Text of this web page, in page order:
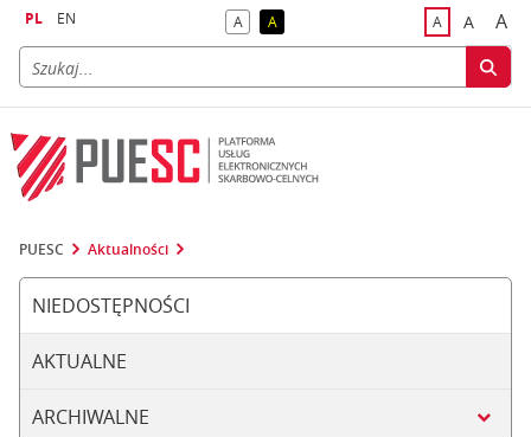
PL EN Akontrast domyślny
Akontrast żółty tekst na czarnym tle
Adomyślna
A A
PUESC Aktualności
NIEDOSTĘPNOŚCI
AKTUALNE
ARCHIWALNE